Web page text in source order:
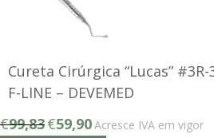
Cureta Cirúrgica “Lucas”
F-LINE – DEVEMED
€99,83 O
preço
€59,90O
preço
Acresce IVA em vigor